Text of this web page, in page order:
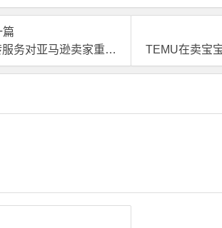
？
靠谱吗？
篇
对亚马逊卖家重要吗
TEMU在卖宝宝